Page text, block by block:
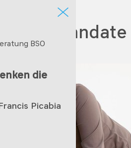
BSO
die
Francis Picabia
Mandate